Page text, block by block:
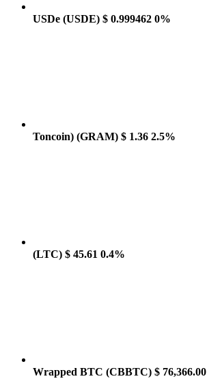
USDe (USDE) $ 0.999462 0%
Toncoin) (GRAM) $ 1.36 2.5%
(LTC) $ 45.61 0.4%
Wrapped BTC (CBBTC) $ 76,366.00